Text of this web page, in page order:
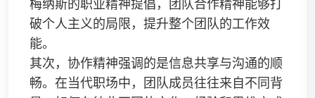
梅纳斯的职业精神提倡，团队合作精神能够打
破个人主义的局限，提升整个团队的工作效
能。
其次，协作精神强调的是信息共享与沟通的顺
畅。在当代职场中，团队成员往往来自不同背